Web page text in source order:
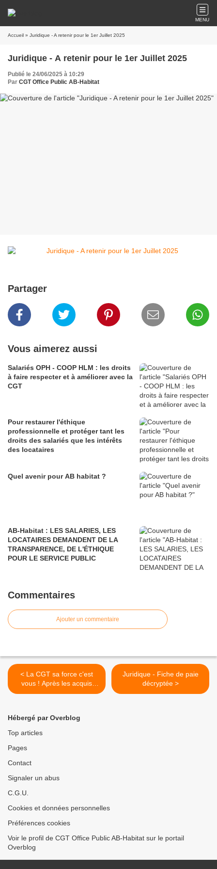
MENU
Accueil » Juridique - A retenir pour le 1er Juillet 2025
Juridique - A retenir pour le 1er Juillet 2025
Publié le 24/06/2025 à 10:29
Par CGT Office Public AB-Habitat
Partager
Vous aimerez aussi
Salariés OPH - COOP HLM : les droits
à faire respecter et à améliorer avec la
CGT
Pour restaurer l'éthique
professionnelle et protéger tant les
droits des salariés que les intérêts
des locataires
Quel avenir pour AB habitat ?
AB-Habitat : LES SALARIES, LES
LOCATAIRES DEMANDENT DE LA
TRANSPARENCE, DE L'ÉTHIQUE
POUR LE SERVICE PUBLIC
Commentaires
Ajouter un commentaire
< La CGT sa force c'est
vous ! Après les acquis
obtenus dans le cadre de la
compenser l'absence
d'intéressement
Juridique - Fiche de paie
décryptée >
Hébergé par Overblog
Top articles
Pages
Contact
Signaler un abus
C.G.U.
Cookies et données personnelles
Préférences cookies
Voir le profil de CGT Office Public AB-Habitat sur le portail
Overblog